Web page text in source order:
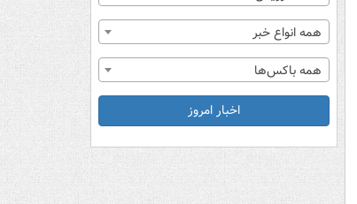
همه انواع خبر
همه باکس‌ها
اخبار امروز